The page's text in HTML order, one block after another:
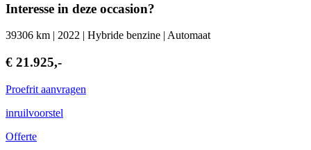
Interesse in deze occasion?
39306 km | 2022 | Hybride benzine | Automaat
€ 21.925,-
Proefrit aanvragen
inruilvoorstel
Offerte